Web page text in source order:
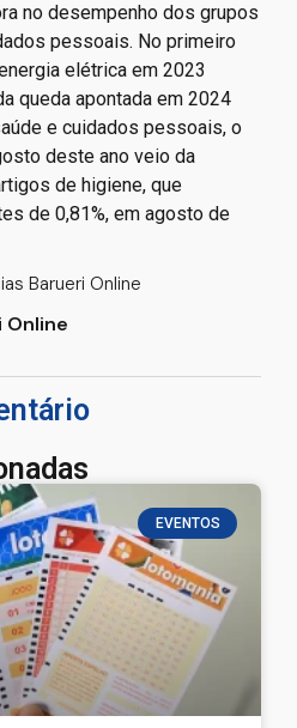
no desempenho dos grupos
pessoais. No primeiro
elétrica em 2023
queda apontada em 2024
e cuidados pessoais, o
deste ano veio da
de higiene, que
de 0,81%, em agosto de
Barueri Online
Online
EVENTOS